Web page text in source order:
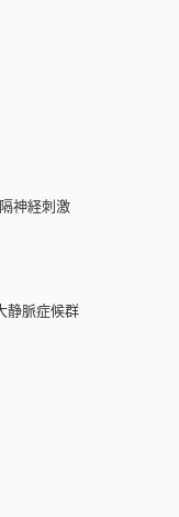
神経刺激
脈症候群